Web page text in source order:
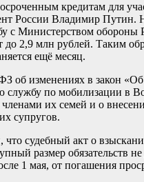
кредитам для
России Владимир
с Министерством
до 2,9 млн рублей. Таким
ещё месяц.
об изменениях в закон
службу по мобилизации
их семей и о
супругов.
судебный акт о
размер обязательств
1 мая, от погашения